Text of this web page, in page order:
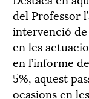
del Professor
intervenció de
en les
en l’informe
5%, aquest
ocasions en